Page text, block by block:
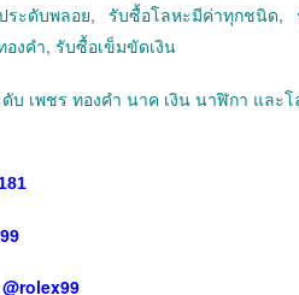
ระดับพลอย, รับซื้อโลหะมีค่าทุกชนิด,
งคำ, รับซื้อเข็มขัดเงิน
บ เพชร ทองคำ นาค เงิน นาฬิกา และ